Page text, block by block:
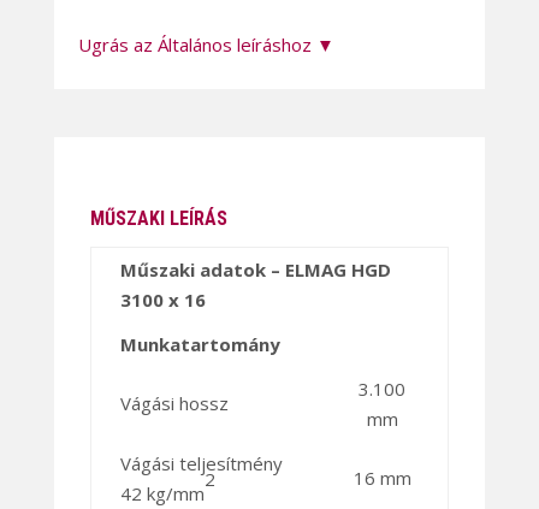
Ugrás az Általános leíráshoz ▼
MŰSZAKI LEÍRÁS
Műszaki adatok – ELMAG HGD
3100 x 16
Munkatartomány
Vágási hossz
3.100
mm
Vágási teljesítmény
42 kg/mm
2 16 mm